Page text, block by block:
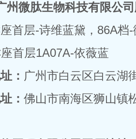
微肽生物科技有限公
首层-诗维蓝黛，86A档
首层1A07A-依薇蓝
： 广州市白云区白云湖
： 佛山市南海区狮山镇